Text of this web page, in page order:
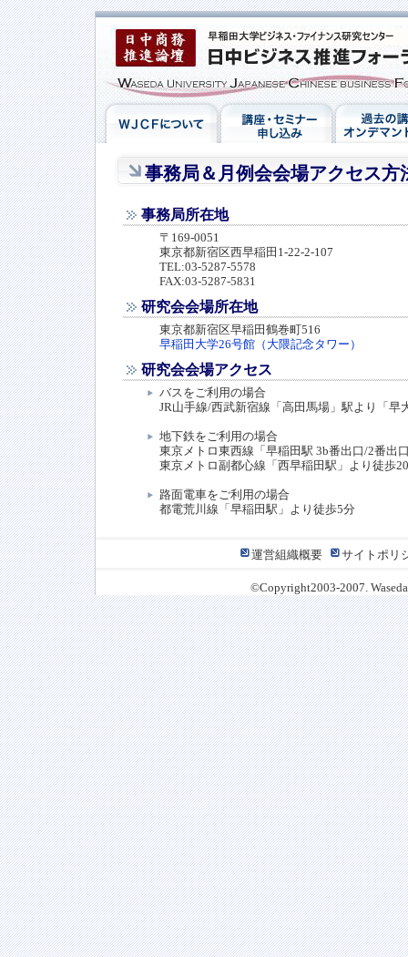
事務局＆月例会会場アクセス方
事務局所在地
〒169-0051
東京都新宿区西早稲田1-22-2-107
TEL:03-5287-5578
FAX:03-5287-5831
研究会会場所在地
東京都新宿区早稲田鶴巻町516
早稲田大学26号館（大隈記念タワー）
研究会会場アクセス
バスをご利用の場合
JR山手線/西武新宿線「高田馬場」駅より「
地下鉄をご利用の場合
東京メトロ東西線「早稲田駅 3b番出口/2番出
東京メトロ副都心線「西早稲田駅」より徒歩
路面電車をご利用の場合
都電荒川線「早稲田駅」より徒歩5分
運営組織概要 サイトポリ
©Copyright2003-2007.